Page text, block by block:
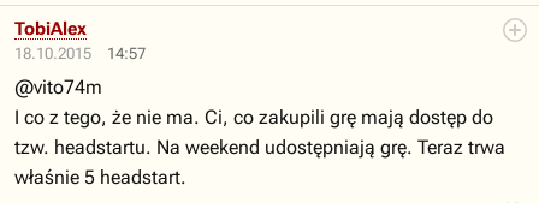
18.10.2015 14:57
TobiAlex
@vito74m
I co z tego, że nie ma. Ci, co zakupili grę mają dostęp do
tzw. headstartu. Na weekend udostępniają grę. Teraz trwa
właśnie 5 headstart.